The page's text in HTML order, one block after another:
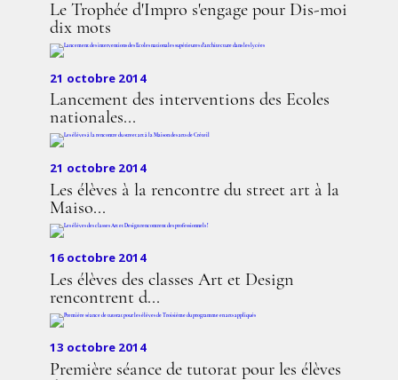
Le Trophée d'Impro s'engage pour Dis-moi
dix mots
21 octobre 2014
Lancement des interventions des Ecoles
nationales...
21 octobre 2014
Les élèves à la rencontre du street art à la
Maiso...
16 octobre 2014
Les élèves des classes Art et Design
rencontrent d...
13 octobre 2014
Première séance de tutorat pour les élèves